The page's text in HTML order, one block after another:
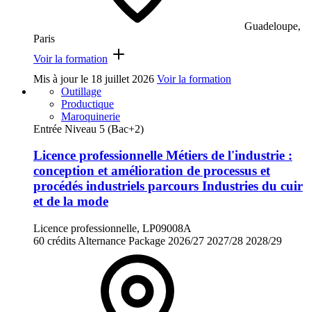
Guadeloupe,
Paris
Voir la formation
Mis à jour le 18 juillet 2026 Voir la formation
Outillage
Productique
Maroquinerie
Entrée Niveau 5 (Bac+2)
Licence professionnelle Métiers de l'industrie :
conception et amélioration de processus et
procédés industriels parcours Industries du cuir
et de la mode
Licence professionnelle, LP09008A
60 crédits Alternance Package 2026/27 2027/28 2028/29